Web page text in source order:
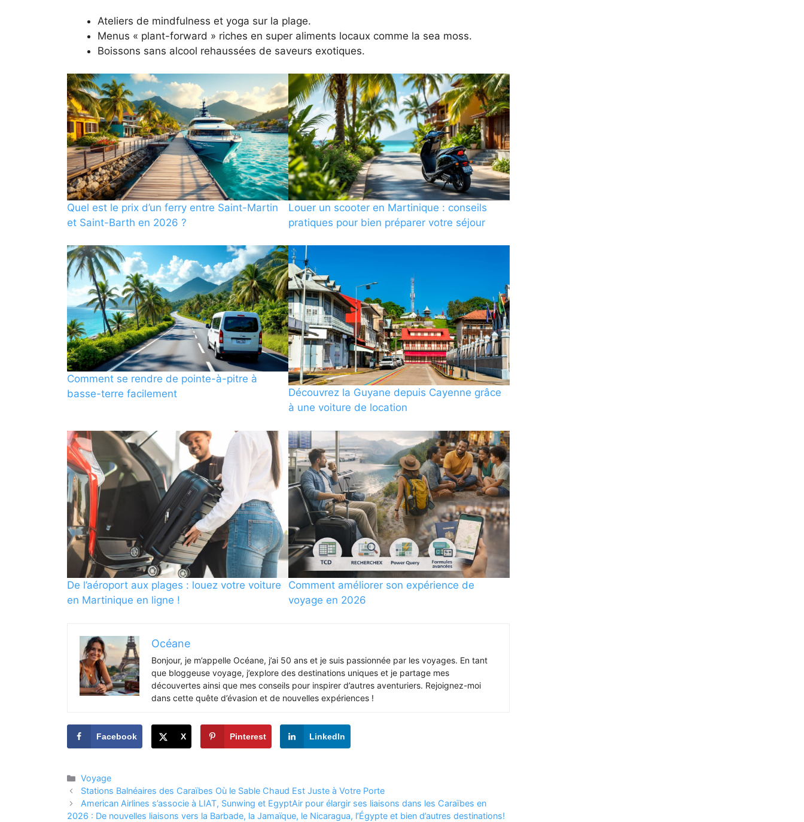
Ateliers de mindfulness et yoga sur la plage.
Menus « plant-forward » riches en super aliments locaux comme la sea moss.
Boissons sans alcool rehaussées de saveurs exotiques.
Quel est le prix d’un ferry entre Saint-Martin
et Saint-Barth en 2026 ?
Louer un scooter en Martinique : conseils
pratiques pour bien préparer votre séjour
Comment se rendre de pointe-à-pitre à
basse-terre facilement
Découvrez la Guyane depuis Cayenne grâce
à une voiture de location
De l’aéroport aux plages : louez votre voiture
en Martinique en ligne !
Comment améliorer son expérience de
voyage en 2026
Océane
Bonjour, je m’appelle Océane, j’ai 50 ans et je suis passionnée par les voyages. En tant
que bloggeuse voyage, j’explore des destinations uniques et je partage mes
découvertes ainsi que mes conseils pour inspirer d’autres aventuriers. Rejoignez-moi
dans cette quête d’évasion et de nouvelles expériences !
Facebook X Pinterest LinkedIn
Catégories
Voyage
Stations Balnéaires des Caraïbes Où le Sable Chaud Est Juste à Votre Porte
American Airlines s’associe à LIAT, Sunwing et EgyptAir pour élargir ses liaisons dans les Caraïbes en
2026 : De nouvelles liaisons vers la Barbade, la Jamaïque, le Nicaragua, l’Égypte et bien d’autres destinations!